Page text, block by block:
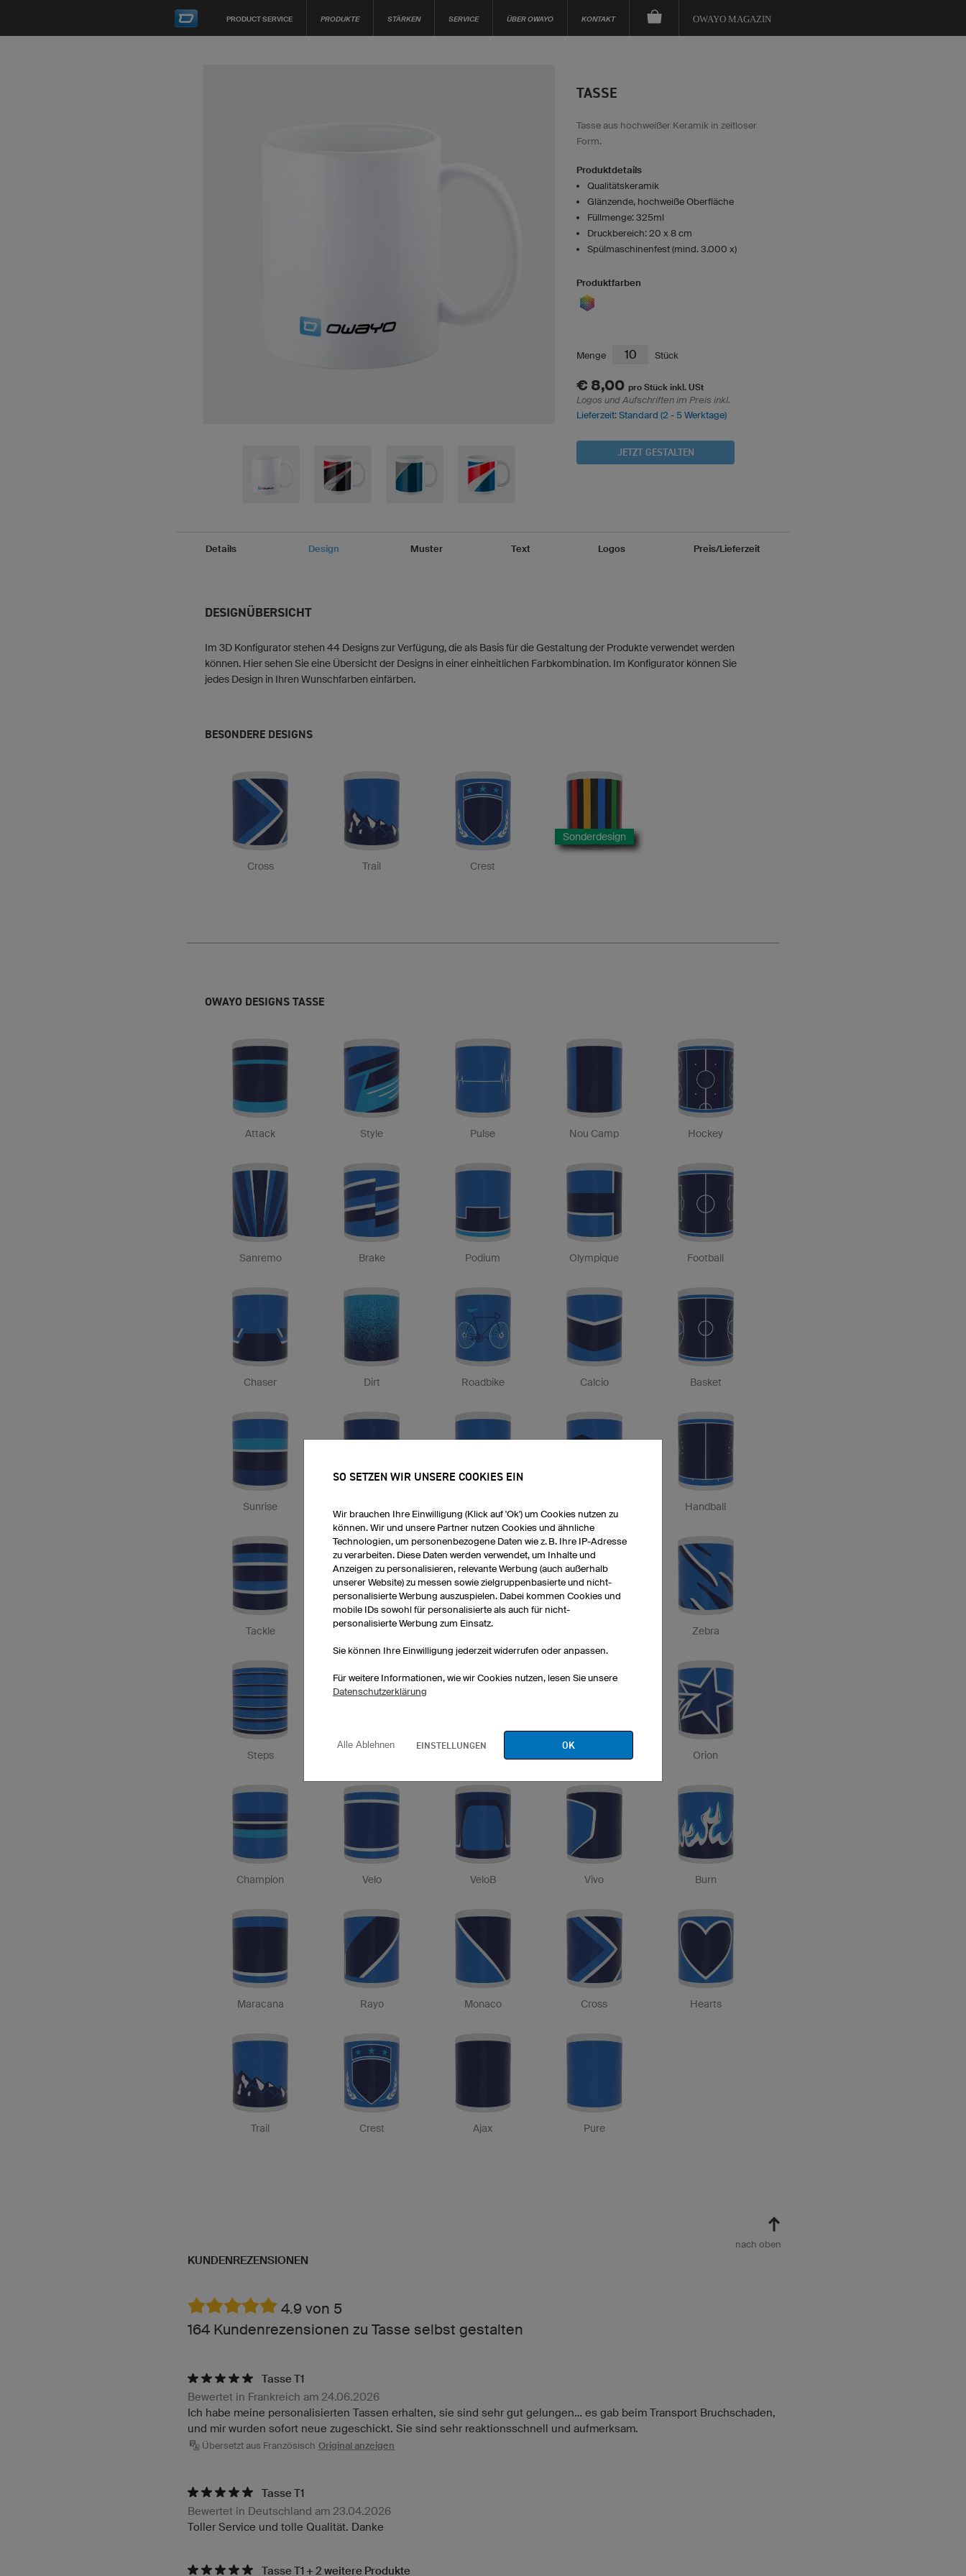
PRODUCT SERVICE PRODUKTE STÄRKEN SERVICE ÜBER OWAYO KONTAKT OWAYO MAGAZIN
TASSE
Tasse aus hochweißer Keramik in zeitloser
Form.
Produktdetails
Qualitätskeramik
Glänzende, hochweiße Oberfläche
Füllmenge: 325ml
Druckbereich: 20 x 8 cm
Spülmaschinenfest (mind. 3.000 x)
Produktfarben
Menge Stück
€ 8,00 pro Stück inkl. USt
Logos und Aufschriften im Preis inkl.
Lieferzeit: Standard (2 - 5 Werktage)
JETZT GESTALTEN
Details Design Muster Text Logos Preis/Lieferzeit
DESIGNÜBERSICHT
Im 3D Konfigurator stehen 44 Designs zur Verfügung, die als Basis für die Gestaltung der Produkte verwendet werden
können. Hier sehen Sie eine Übersicht der Designs in einer einheitlichen Farbkombination. Im Konfigurator können Sie
jedes Design in Ihren Wunschfarben einfärben.
BESONDERE DESIGNS
Cross Trail Crest
Sonderdesign
OWAYO DESIGNS TASSE
Attack Style Pulse Nou Camp Hockey
Sanremo Brake Podium Olympique Football
Chaser Dirt Roadbike Calcio Basket
Sunrise Handball
Tackle Zebra
Steps Orion
Champion Velo VeloB Vivo Burn
Maracana Rayo Monaco Cross Hearts
Trail Crest Ajax Pure
nach oben
KUNDENREZENSIONEN
4.9 von 5
164 Kundenrezensionen zu Tasse selbst gestalten
Tasse T1
Bewertet in Frankreich am 24.06.2026
Ich habe meine personalisierten Tassen erhalten, sie sind sehr gut gelungen... es gab beim Transport Bruchschaden,
und mir wurden sofort neue zugeschickt. Sie sind sehr reaktionsschnell und aufmerksam.
Übersetzt aus Französisch Original anzeigen
Tasse T1
Bewertet in Deutschland am 23.04.2026
Toller Service und tolle Qualität. Danke
Tasse T1 + 2 weitere Produkte
SO SETZEN WIR UNSERE COOKIES EIN
Wir brauchen Ihre Einwilligung (Klick auf 'Ok') um Cookies nutzen zu
können. Wir und unsere Partner nutzen Cookies und ähnliche
Technologien, um personenbezogene Daten wie z. B. Ihre IP-Adresse
zu verarbeiten. Diese Daten werden verwendet, um Inhalte und
Anzeigen zu personalisieren, relevante Werbung (auch außerhalb
unserer Website) zu messen sowie zielgruppenbasierte und nicht-
personalisierte Werbung auszuspielen. Dabei kommen Cookies und
mobile IDs sowohl für personalisierte als auch für nicht-
personalisierte Werbung zum Einsatz.
Sie können Ihre Einwilligung jederzeit widerrufen oder anpassen.
Für weitere Informationen, wie wir Cookies nutzen, lesen Sie unsere
Datenschutzerklärung
Alle Ablehnen EINSTELLUNGEN OK